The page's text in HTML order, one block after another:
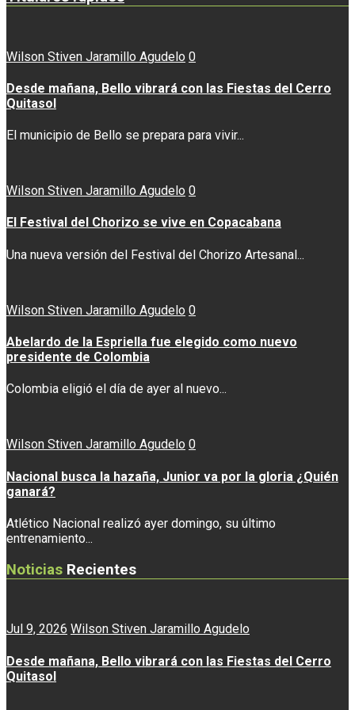
Wilson Stiven Jaramillo Agudelo 0
Desde mañana, Bello vibrará con las Fiestas del Cerro
Quitasol
El municipio de Bello se prepara para vivir...
Wilson Stiven Jaramillo Agudelo 0
El Festival del Chorizo se vive en Copacabana
Una nueva versión del Festival del Chorizo Artesanal...
Wilson Stiven Jaramillo Agudelo 0
Abelardo de la Espriella fue elegido como nuevo
presidente de Colombia
Colombia eligió el día de ayer al nuevo...
Wilson Stiven Jaramillo Agudelo 0
Nacional busca la hazaña, Junior va por la gloria ¿Quién
ganará?
Atlético Nacional realizó ayer domingo, su último
entrenamiento...
Noticias Recientes
Jul 9, 2026 Wilson Stiven Jaramillo Agudelo
Desde mañana, Bello vibrará con las Fiestas del Cerro
Quitasol